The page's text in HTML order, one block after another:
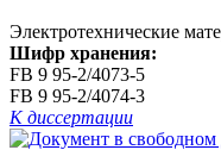
Электротехнические
Шифр хранения:
FB 9 95-2/4073-5
FB 9 95-2/4074-3
К диссертации